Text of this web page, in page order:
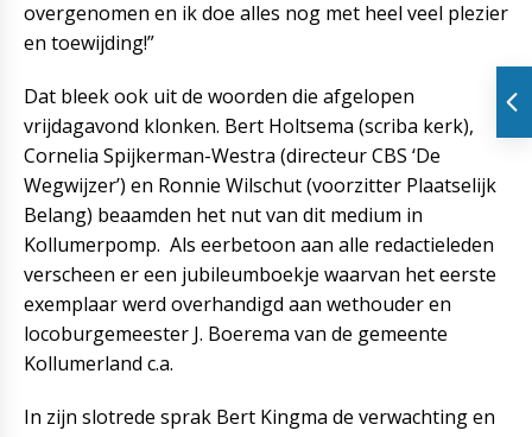
overgenomen en ik doe alles nog met heel veel plezier
en toewijding!”
Dat bleek ook uit de woorden die afgelopen
vrijdagavond klonken. Bert Holtsema (scriba kerk),
Cornelia Spijkerman-Westra (directeur CBS ‘De
Wegwijzer’) en Ronnie Wilschut (voorzitter Plaatselijk
Belang) beaamden het nut van dit medium in
Kollumerpomp. Als eerbetoon aan alle redactieleden
verscheen er een jubileumboekje waarvan het eerste
exemplaar werd overhandigd aan wethouder en
locoburgemeester J. Boerema van de gemeente
Kollumerland c.a.
In zijn slotrede sprak Bert Kingma de verwachting en